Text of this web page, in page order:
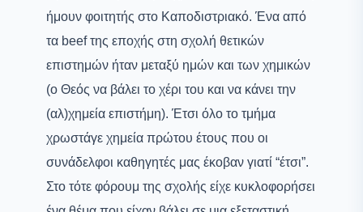
ήμουν φοιτητής στο Καποδιστριακό. Ένα από
τα beef της εποχής στη σχολή θετικών
επιστημών ήταν μεταξύ ημών και των χημικών
(ο Θεός να βάλει το χέρι του και να κάνει την
(αλ)χημεία επιστήμη). Έτσι όλο το τμήμα
χρωστάγε χημεία πρώτου έτους που οι
συνάδελφοι καθηγητές μας έκοβαν γιατί “έτσι”.
Στο τότε φόρουμ της σχολής είχε κυκλοφορήσει